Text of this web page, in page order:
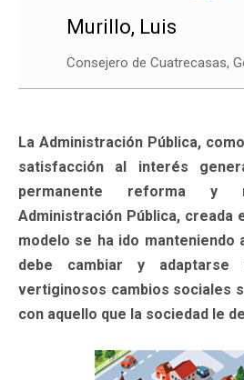
Murillo, Luis
Consejero de Cuatrecasas,
La Administración Pública,
satisfacción al interés
permanente reforma y
Administración Pública, creada
modelo se ha ido manteniendo
debe cambiar y adaptarse
vertiginosos cambios sociales
con aquello que la sociedad le